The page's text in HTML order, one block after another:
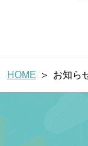
HOME お知ら